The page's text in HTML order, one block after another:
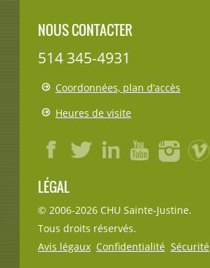
NOUS CONTACTER
514 345-4931
Coordonnées, plan d’accès
Heures de visite
LÉGAL
© 2006-2026CHU Sainte-Justine.
Tous droits réservés.
Avis légaux Confidentialité Sécurité